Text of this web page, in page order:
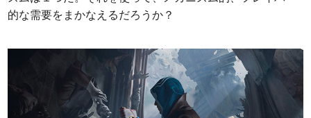
的な需要をまかなえるだろうか？